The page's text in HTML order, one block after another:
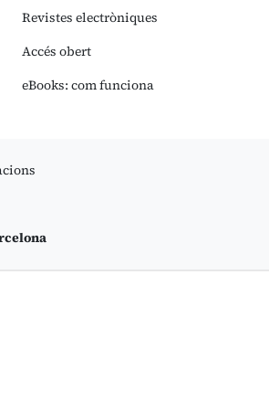
Revistes electròniques
Accés obert
eBooks: com funciona